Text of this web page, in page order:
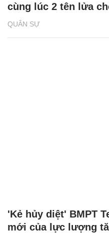
QUÂN SỰ
cùng lúc 2 tên lửa
'Kẻ hủy diệt' BMPT
mới của lực lượng